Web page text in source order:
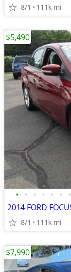
8/1 111k mi
• • • • • • •
8/1 111k mi
$5,490
$7,990